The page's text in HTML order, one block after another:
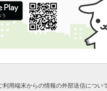
利用端末からの情報の外部送信につい